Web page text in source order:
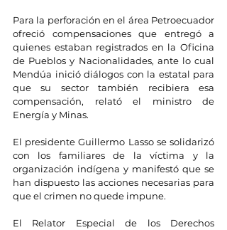
Para la perforación en el área Petroecuador
ofreció compensaciones que entregó a
quienes estaban registrados en la Oficina
de Pueblos y Nacionalidades, ante lo cual
Mendúa inició diálogos con la estatal para
que su sector también recibiera esa
compensación, relató el ministro de
Energía y Minas.
El presidente Guillermo Lasso se solidarizó
con los familiares de la víctima y la
organización indígena y manifestó que se
han dispuesto las acciones necesarias para
que el crimen no quede impune.
El Relator Especial de los Derechos